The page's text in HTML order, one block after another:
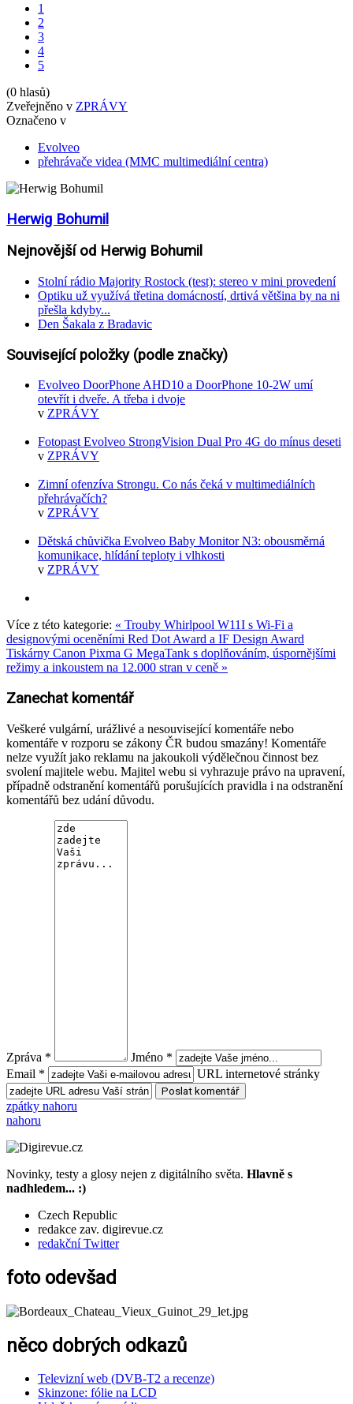
1
2
3
4
5
(0 hlasů)
Zveřejněno v ZPRÁVY
Označeno v
Evolveo
přehrávače videa (MMC multimediální centra)
Herwig Bohumil
Nejnovější od Herwig Bohumil
Stolní rádio Majority Rostock (test): stereo v mini provedení
Optiku už využívá třetina domácností, drtivá většina by na ni
přešla kdyby...
Den Šakala z Bradavic
Související položky (podle značky)
Evolveo DoorPhone AHD10 a DoorPhone 10-2W umí
otevřít i dveře. A třeba i dvoje
v ZPRÁVY
Fotopast Evolveo StrongVision Dual Pro 4G do mínus deseti
v ZPRÁVY
Zimní ofenzíva Strongu. Co nás čeká v multimediálních
přehrávačích?
v ZPRÁVY
Dětská chůvička Evolveo Baby Monitor N3: obousměrná
komunikace, hlídání teploty i vlhkosti
v ZPRÁVY
Více z této kategorie: « Trouby Whirlpool W11I s Wi-Fi a
designovými oceněními Red Dot Award a IF Design Award
Tiskárny Canon Pixma G MegaTank s doplňováním, úspornějšími
režimy a inkoustem na 12.000 stran v ceně »
Zanechat komentář
Veškeré vulgární, urážlivé a nesouvisející komentáře nebo
komentáře v rozporu se zákony ČR budou smazány! Komentáře
nelze využít jako reklamu na jakoukoli výdělečnou činnost bez
svolení majitele webu. Majitel webu si vyhrazuje právo na upravení,
případně odstranění komentářů porušujících pravidla i na odstranění
komentářů bez udání důvodu.
Zpráva *
Jméno *
Email *
URL internetové stránky
zpátky nahoru
nahoru
Novinky, testy a glosy nejen z digitálního světa. Hlavně s
nadhledem... :)
Czech Republic
redakce zav. digirevue.cz
redakční Twitter
foto odevšad
něco dobrých odkazů
Televizní web (DVB-T2 a recenze)
Skinzone: fólie na LCD